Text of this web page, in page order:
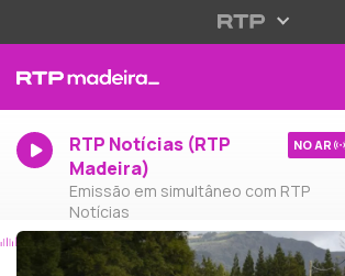
RTP Notícias (RTP
Madeira)
Emissão em simultâneo com RTP
Notícias
NO AR